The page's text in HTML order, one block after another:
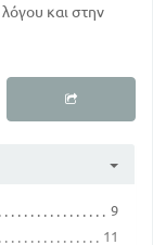
και στην
9
11